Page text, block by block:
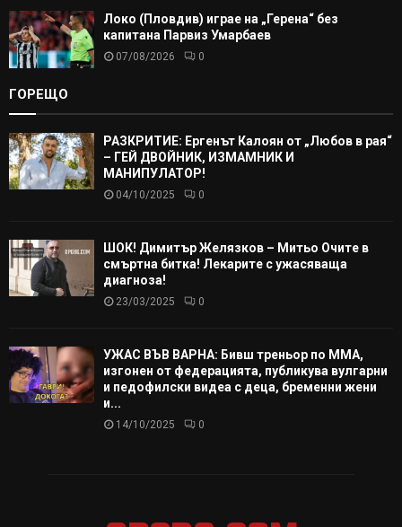
Локо (Пловдив) играе на „Герена“ без
капитана Парвиз Умарбаев
07/08/2026 0
ГОРЕЩО
РАЗКРИТИЕ: Ергенът Калоян от „Любов в рая“
– ГЕЙ ДВОЙНИК, ИЗМАМНИК И
МАНИПУЛАТОР!
04/10/2025 0
ШОК! Димитър Желязков – Митьо Очите в
смъртна битка! Лекарите с ужасяваща
диагноза!
23/03/2025 0
УЖАС ВЪВ ВАРНА: Бивш треньор по ММА,
изгонен от федерацията, публикува вулгарни
и педофилски видеа с деца, бременни жени
и...
14/10/2025 0